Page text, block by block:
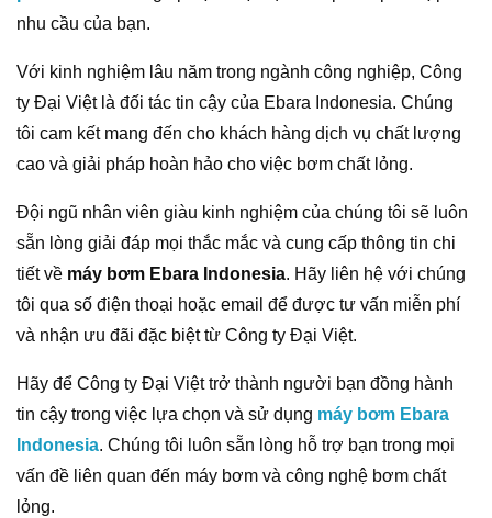
nhu cầu của bạn.
Với kinh nghiệm lâu năm trong ngành công nghiệp, Công
ty Đại Việt là đối tác tin cậy của Ebara Indonesia. Chúng
tôi cam kết mang đến cho khách hàng dịch vụ chất lượng
cao và giải pháp hoàn hảo cho việc bơm chất lỏng.
Đội ngũ nhân viên giàu kinh nghiệm của chúng tôi sẽ luôn
sẵn lòng giải đáp mọi thắc mắc và cung cấp thông tin chi
tiết về máy bơm Ebara Indonesia. Hãy liên hệ với chúng
tôi qua số điện thoại hoặc email để được tư vấn miễn phí
và nhận ưu đãi đặc biệt từ Công ty Đại Việt.
Hãy để Công ty Đại Việt trở thành người bạn đồng hành
tin cậy trong việc lựa chọn và sử dụng máy bơm Ebara
Indonesia. Chúng tôi luôn sẵn lòng hỗ trợ bạn trong mọi
vấn đề liên quan đến máy bơm và công nghệ bơm chất
lỏng.